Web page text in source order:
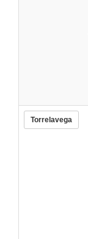
Torrelavega